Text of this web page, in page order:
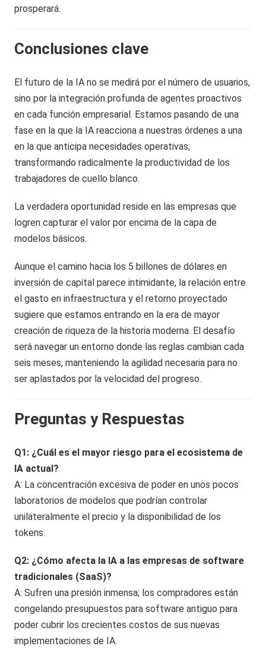
prosperará.
Conclusiones clave
El futuro de la IA no se medirá por el número de usuarios,
sino por la integración profunda de agentes proactivos
en cada función empresarial. Estamos pasando de una
fase en la que la IA reacciona a nuestras órdenes a una
en la que anticipa necesidades operativas,
transformando radicalmente la productividad de los
trabajadores de cuello blanco.
La verdadera oportunidad reside en las empresas que
logren capturar el valor por encima de la capa de
modelos básicos.
Aunque el camino hacia los 5 billones de dólares en
inversión de capital parece intimidante, la relación entre
el gasto en infraestructura y el retorno proyectado
sugiere que estamos entrando en la era de mayor
creación de riqueza de la historia moderna. El desafío
será navegar un entorno donde las reglas cambian cada
seis meses, manteniendo la agilidad necesaria para no
ser aplastados por la velocidad del progreso.
Preguntas y Respuestas
Q1: ¿Cuál es el mayor riesgo para el ecosistema de
IA actual?
A: La concentración excesiva de poder en unos pocos
laboratorios de modelos que podrían controlar
unilateralmente el precio y la disponibilidad de los
tokens.
Q2: ¿Cómo afecta la IA a las empresas de software
tradicionales (SaaS)?
A: Sufren una presión inmensa; los compradores están
congelando presupuestos para software antiguo para
poder cubrir los crecientes costos de sus nuevas
implementaciones de IA.